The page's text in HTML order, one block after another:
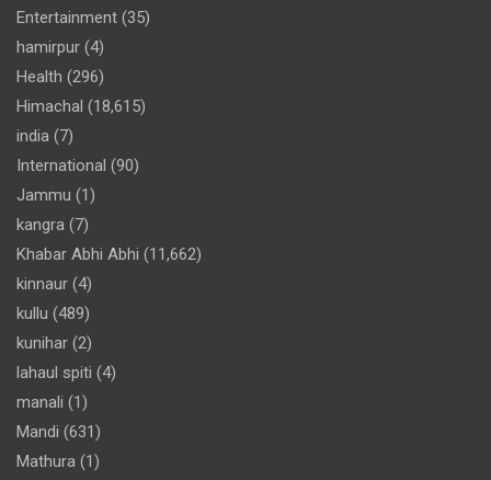
Entertainment (35)
hamirpur (4)
Health (296)
Himachal (18,615)
india (7)
International (90)
Jammu (1)
kangra (7)
Khabar Abhi Abhi (11,662)
kinnaur (4)
kullu (489)
kunihar (2)
lahaul spiti (4)
manali (1)
Mandi (631)
Mathura (1)